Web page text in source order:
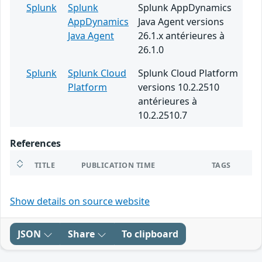
Splunk
Splunk
AppDynamics
Java Agent
Splunk AppDynamics
Java Agent versions
26.1.x antérieures à
26.1.0
Splunk
Splunk Cloud
Platform
Splunk Cloud Platform
versions 10.2.2510
antérieures à
10.2.2510.7
References
TITLE PUBLICATION TIME TAGS
Show details on source website
JSON Share To clipboard